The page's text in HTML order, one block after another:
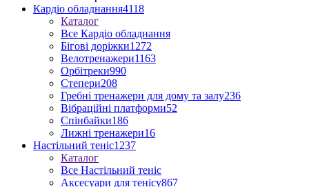
Кардіо обладнання4118
Каталог
Все Кардіо обладнання
Бігові доріжки1272
Велотренажери1163
Орбітреки990
Степери208
Гребні тренажери для дому та залу236
Вібраційні платформи52
Спінбайки186
Лижні тренажери16
Настільний теніс1237
Каталог
Все Настільний теніс
Аксесуари для тенісу867